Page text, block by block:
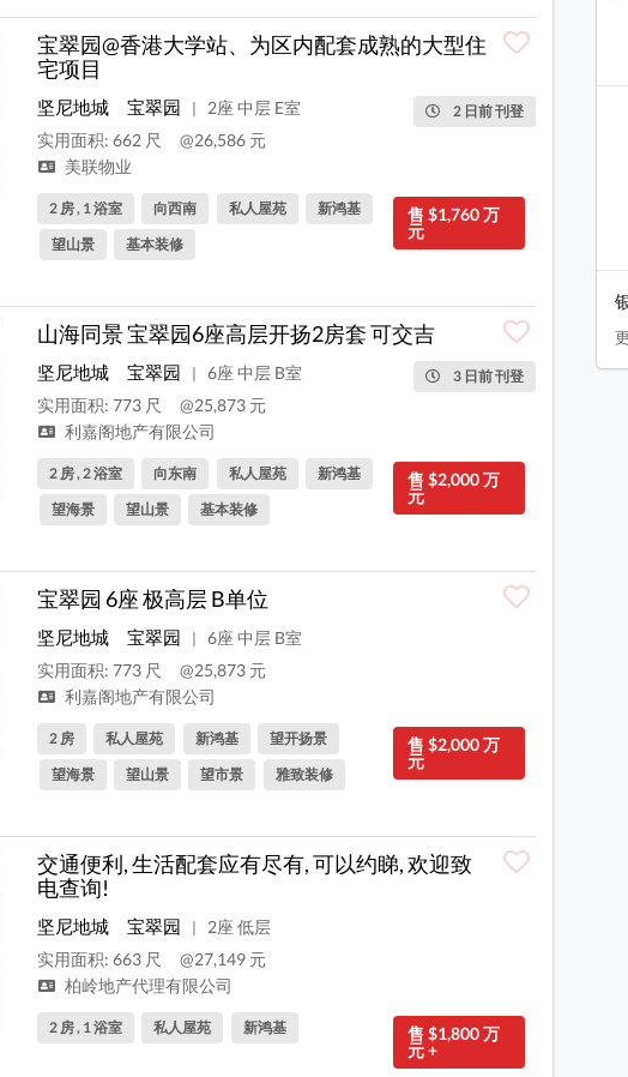
宝翠园@香港大学站、为区内配套成熟的大型住
宅项目
2 日前 刊登
坚尼地城 宝翠园 |
2座 中层 E室
实用面积: 662 尺
@26,586 元
美联物业
售 $1,760 万
元
2 房 , 1 浴室 向西南 私人屋苑
新鸿基
望山景
基本装修
山海同景 宝翠园6座高层开扬2房套 可交吉
3 日前 刊登
坚尼地城 宝翠园 |
6座 中层 B室
实用面积: 773 尺
@25,873 元
利嘉阁地产有限公司
售 $2,000 万
元
2 房 , 2 浴室 向东南 私人屋苑
新鸿基
望海景
望山景 基本装修
宝翠园 6座 极高层 B单位
坚尼地城 宝翠园 |
6座 中层 B室
实用面积: 773 尺
@25,873 元
利嘉阁地产有限公司
售 $2,000 万
元
2 房 私人屋苑 新鸿基
望开扬景
望海景
望山景 望市景 雅致装修
交通便利, 生活配套应有尽有, 可以约睇, 欢迎致
电查询!
坚尼地城 宝翠园 |
2座 低层
实用面积: 663 尺
@27,149 元
柏岭地产代理有限公司
售 $1,800 万
元 +
2 房 , 1 浴室 私人屋苑 新鸿基